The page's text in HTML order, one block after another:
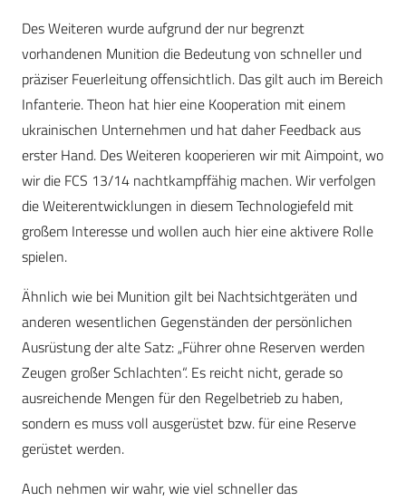
Des Weiteren wurde aufgrund der nur begrenzt
vorhandenen Munition die Bedeutung von schneller und
präziser Feuerleitung offensichtlich. Das gilt auch im Bereich
Infanterie. Theon hat hier eine Kooperation mit einem
ukrainischen Unternehmen und hat daher Feedback aus
erster Hand. Des Weiteren kooperieren wir mit Aimpoint, wo
wir die FCS 13/14 nachtkampffähig machen. Wir verfolgen
die Weiterentwicklungen in diesem Technologiefeld mit
großem Interesse und wollen auch hier eine aktivere Rolle
spielen.
Ähnlich wie bei Munition gilt bei Nachtsichtgeräten und
anderen wesentlichen Gegenständen der persönlichen
Ausrüstung der alte Satz: „Führer ohne Reserven werden
Zeugen großer Schlachten“. Es reicht nicht, gerade so
ausreichende Mengen für den Regelbetrieb zu haben,
sondern es muss voll ausgerüstet bzw. für eine Reserve
gerüstet werden.
Auch nehmen wir wahr, wie viel schneller das